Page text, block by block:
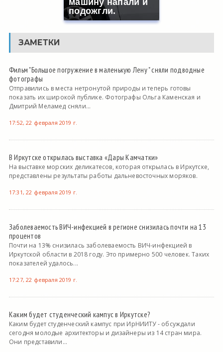
подожгли.
ЗАМЕТКИ
Фильм "Большое погружение в маленькую Лену " сняли подводные
фотографы
Отправились в места нетронутой природы и теперь готовы
показать их широкой публике. Фотографы Ольга Каменская и
Дмитрий Меламед сняли...
17:52, 22 февраля 2019 г.
В Иркутске открылась выставка «Дары Камчатки»
На выставке морских деликатесов, которая открылась в Иркутске,
представлены результаты работы дальневосточных моряков.
17:31, 22 февраля 2019 г.
Заболеваемость ВИЧ-инфекцией в регионе снизилась почти на 13
процентов
Почти на 13% снизилась заболеваемость ВИЧ-инфекцией в
Иркутской области в 2018 году. Это примерно 500 человек. Таких
показателей удалось...
17:27, 22 февраля 2019 г.
Каким будет студенческий кампус в Иркутске?
Каким будет студенческий кампус при ИрНИИТУ - обсуждали
сегодня молодые архитекторы и дизайнеры из 14 стран мира.
Они представили...